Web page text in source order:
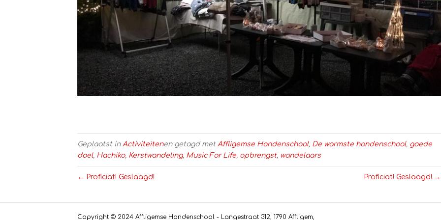
Geplaatst in Activiteitenen getagd met Affligemse Hondenschool, De warmste hondenschool, goede
doel, Hachiko, Kerstwandeling, Music For Life, opbrengst, wandelaars
← Proficiat! Geslaagd! Proficiat! Geslaagd! →
Copyright © 2024 Affligemse Hondenschool - Langestraat 312, 1790 Affligem,